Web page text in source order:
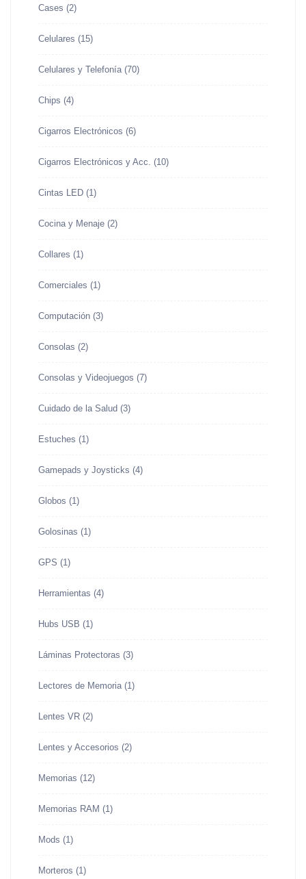
Cases (2)
Celulares (15)
Celulares y Telefonía (70)
Chips (4)
Cigarros Electrónicos (6)
Cigarros Electrónicos y Acc. (10)
Cintas LED (1)
Cocina y Menaje (2)
Collares (1)
Comerciales (1)
Computación (3)
Consolas (2)
Consolas y Videojuegos (7)
Cuidado de la Salud (3)
Estuches (1)
Gamepads y Joysticks (4)
Globos (1)
Golosinas (1)
GPS (1)
Herramientas (4)
Hubs USB (1)
Láminas Protectoras (3)
Lectores de Memoria (1)
Lentes VR (2)
Lentes y Accesorios (2)
Memorias (12)
Memorias RAM (1)
Mods (1)
Morteros (1)